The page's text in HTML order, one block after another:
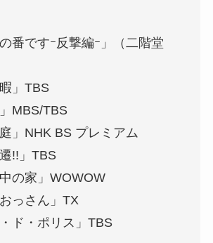
の番ですｰ反撃編ｰ」（二階堂
」TBS
MBS/TBS
庭」NHK BS プレミアム
!!」TBS
中の家」WOWOW
おっさん」TX
・ド・ポリス」TBS